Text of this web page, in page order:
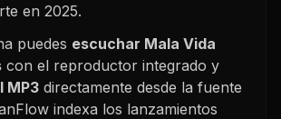
en 2025.
puedes escuchar Mala Vida
con el reproductor integrado y
MP3 directamente desde la fuente
indexa los lanzamientos